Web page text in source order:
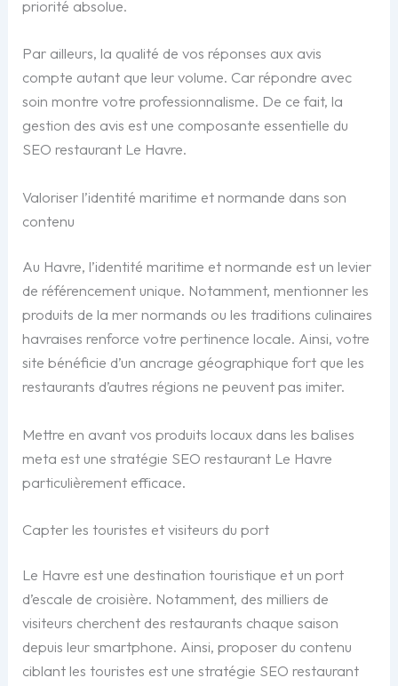
priorité absolue.
Par ailleurs, la qualité de vos réponses aux avis
compte autant que leur volume. Car répondre avec
soin montre votre professionnalisme. De ce fait, la
gestion des avis est une composante essentielle du
SEO restaurant Le Havre.
Valoriser l’identité maritime et normande dans son
contenu
Au Havre, l’identité maritime et normande est un levier
de référencement unique. Notamment, mentionner les
produits de la mer normands ou les traditions culinaires
havraises renforce votre pertinence locale. Ainsi, votre
site bénéficie d’un ancrage géographique fort que les
restaurants d’autres régions ne peuvent pas imiter.
Mettre en avant vos produits locaux dans les balises
meta est une stratégie SEO restaurant Le Havre
particulièrement efficace.
Capter les touristes et visiteurs du port
Le Havre est une destination touristique et un port
d’escale de croisière. Notamment, des milliers de
visiteurs cherchent des restaurants chaque saison
depuis leur smartphone. Ainsi, proposer du contenu
ciblant les touristes est une stratégie SEO restaurant